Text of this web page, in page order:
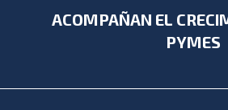
ACOMPAÑAN EL
PYMES